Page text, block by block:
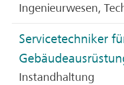
Ingenieurwesen,
Servicetechniker
Instandhaltung